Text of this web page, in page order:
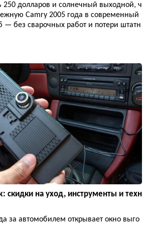
250 долларов и солнечный выходной, ч
Camry 2005 года в современный
без сварочных работ и потери штатн
скидки на уход, инструменты и техн
за автомобилем открывает окно выго